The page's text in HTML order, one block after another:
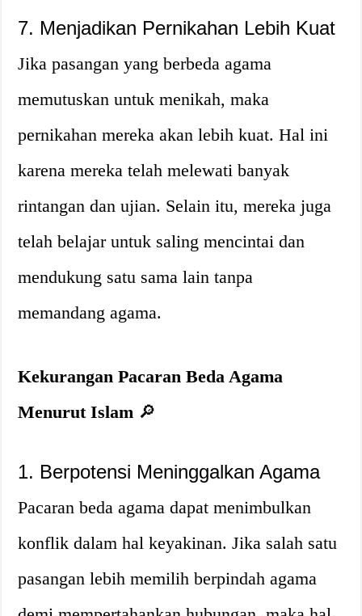
7. Menjadikan Pernikahan Lebih Kuat
Jika pasangan yang berbeda agama
memutuskan untuk menikah, maka
pernikahan mereka akan lebih kuat. Hal ini
karena mereka telah melewati banyak
rintangan dan ujian. Selain itu, mereka juga
telah belajar untuk saling mencintai dan
mendukung satu sama lain tanpa
memandang agama.
Kekurangan Pacaran Beda Agama
Menurut Islam 🔎
1. Berpotensi Meninggalkan Agama
Pacaran beda agama dapat menimbulkan
konflik dalam hal keyakinan. Jika salah satu
pasangan lebih memilih berpindah agama